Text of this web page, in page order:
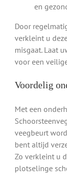
en
Door
verkleint u
misgaat. Laat
voor een
Voordelig
Met een
veegbeurt
bent altijd
Zo verkleint u
plotselinge